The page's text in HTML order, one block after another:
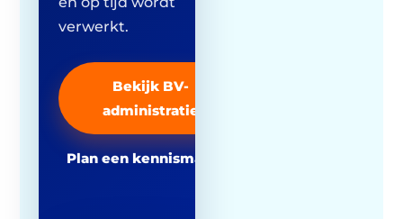
verwerkt.
Bekijk BV-
administratie
Plan een kennismaking